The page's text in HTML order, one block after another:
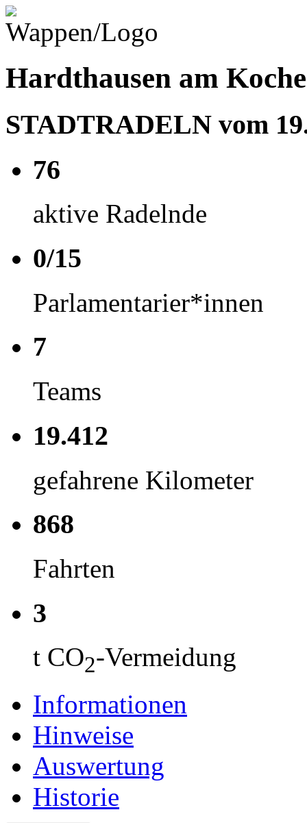
Hardthausen am
STADTRADELN vom
76
aktive Radelnde
0/15
Parlamentarier*innen
7
Teams
19.412
gefahrene Kilometer
868
Fahrten
3
t CO2-Vermeidung
Informationen
Hinweise
Auswertung
Historie